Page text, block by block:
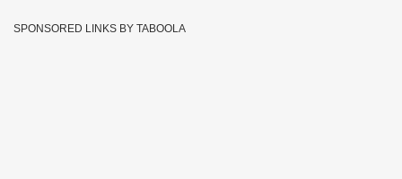
SPONSORED LINKS BY TABOOLA